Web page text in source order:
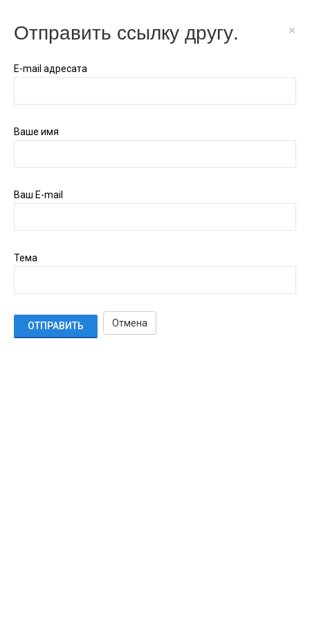
Отправить ссылку другу. ×
E-mail адресата
Ваше имя
Ваш E-mail
Тема
ОТПРАВИТЬ Отмена